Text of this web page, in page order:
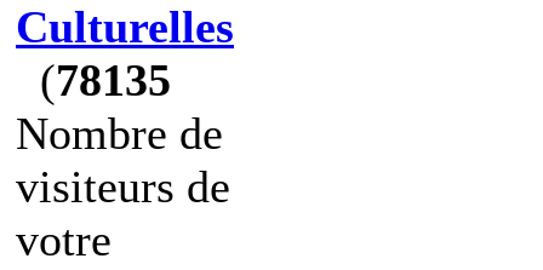
Culturelles
(78135
Nombre de
visiteurs de
votre